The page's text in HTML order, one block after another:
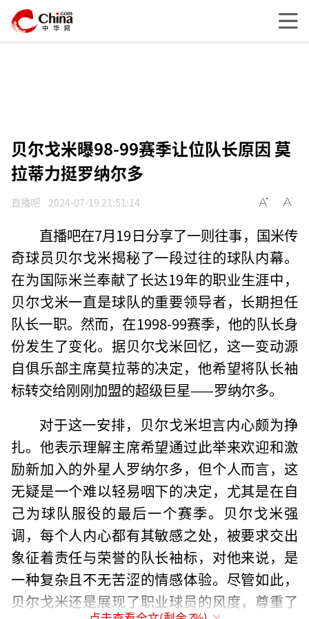
贝尔戈米曝98-99赛季让位队长原因 莫
拉蒂力挺罗纳尔多
直播吧 2024-07-19 21:51:14
直播吧在7月19日分享了一则往事，国米传
奇球员贝尔戈米揭秘了一段过往的球队内幕。
在为国际米兰奉献了长达19年的职业生涯中，
贝尔戈米一直是球队的重要领导者，长期担任
队长一职。然而，在1998-99赛季，他的队长身
份发生了变化。据贝尔戈米回忆，这一变动源
自俱乐部主席莫拉蒂的决定，他希望将队长袖
标转交给刚刚加盟的超级巨星——罗纳尔多。
对于这一安排，贝尔戈米坦言内心颇为挣
扎。他表示理解主席希望通过此举来欢迎和激
励新加入的外星人罗纳尔多，但个人而言，这
无疑是一个难以轻易咽下的决定，尤其是在自
己为球队服役的最后一个赛季。贝尔戈米强
调，每个人内心都有其敏感之处，被要求交出
象征着责任与荣誉的队长袖标，对他来说，是
一种复杂且不无苦涩的情感体验。尽管如此，
贝尔戈米还是展现了职业球员的风度，尊重了